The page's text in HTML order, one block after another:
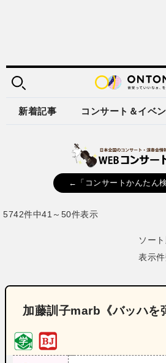
新着記事 コンサート＆イベ
←「コンサートかんたん
5742件中41～50件表示
ソート
表示件
加藤訓子marb《バッハを